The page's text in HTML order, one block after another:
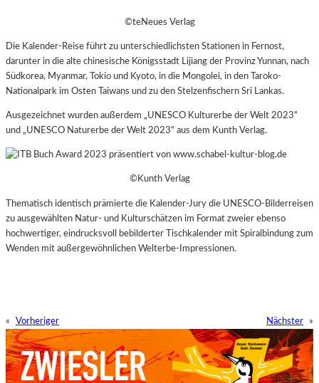
©teNeues Verlag
Die Kalender-Reise führt zu unterschiedlichsten Stationen in Fernost,
darunter in die alte chinesische Königsstadt Lijiang der Provinz Yunnan, nach
Südkorea, Myanmar, Tokio und Kyoto, in die Mongolei, in den Taroko-
Nationalpark im Osten Taiwans und zu den Stelzenfischern Sri Lankas.
Ausgezeichnet wurden außerdem „UNESCO Kulturerbe der Welt 2023“
und „UNESCO Naturerbe der Welt 2023“ aus dem Kunth Verlag.
©Kunth Verlag
Thematisch identisch prämierte die Kalender-Jury die UNESCO-Bilderreisen
zu ausgewählten Natur- und Kulturschätzen im Format zweier ebenso
hochwertiger, eindrucksvoll bebilderter Tischkalender mit Spiralbindung zum
Wenden mit außergewöhnlichen Welterbe-Impressionen.
« Vorheriger Nächster »